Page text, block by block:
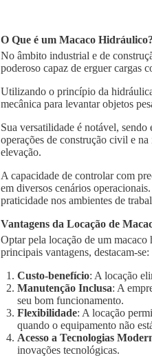
O Que é um Macaco Hidráulico?
No âmbito industrial e de
poderoso capaz de erguer cargas
Utilizando o princípio da
mecânica para levantar objetos
Sua versatilidade é notável,
operações de construção civil e
elevação.
A capacidade de controlar com
em diversos cenários
praticidade nos ambientes de
Vantagens da Locação de
Optar pela locação de um
principais vantagens, destacam-se:
Custo-benefício: A locação
Manutenção Inclusa: A
seu bom funcionamento.
Flexibilidade: A locação
quando o equipamento não
Acesso a Tecnologias
inovações tecnológicas.